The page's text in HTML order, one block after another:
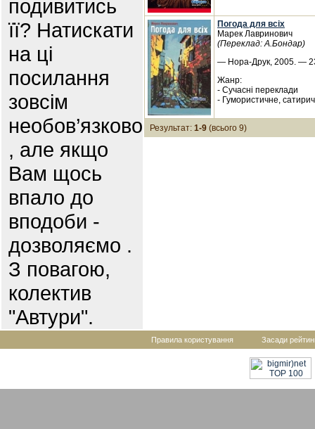
подивитись
її? Натискати
на ці
посилання
зовсім
необов’язково
, але якщо
Вам щось
впало до
вподоби -
дозволяємо .
З повагою,
колектив
"Автури".
Погода для всіх
Марек Лавринович
(Переклад: А.Бондар)
— Нора-Друк, 2005. —
Жанр:
- Сучасні переклади
- Гумористичне,
Результат: 1-9 (всього 9)
Правила користування Засади